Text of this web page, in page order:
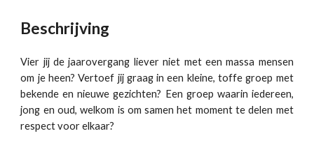
Beschrijving
Vier jij de jaarovergang liever niet met een massa mensen
om je heen? Vertoef jij graag in een kleine, toffe groep met
bekende en nieuwe gezichten? Een groep waarin iedereen,
jong en oud, welkom is om samen het moment te delen met
respect voor elkaar?